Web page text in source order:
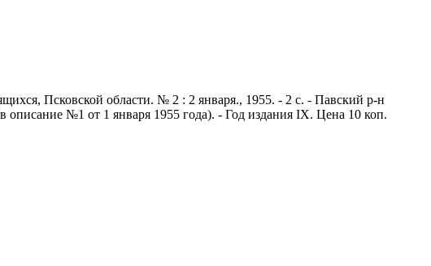
Псковской области. № 2 : 2 января., 1955. - 2 с. - Павский р-н
№1 от 1 января 1955 года). - Год издания IX. Цена 10 коп.